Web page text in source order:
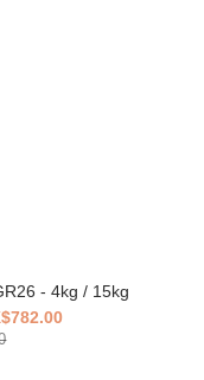
- 4kg / 15kg